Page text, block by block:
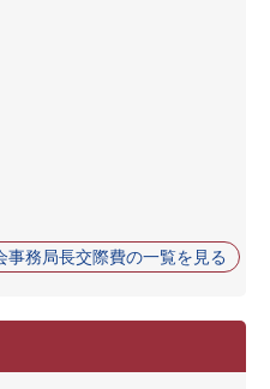
事務局長交際費の一覧を見る